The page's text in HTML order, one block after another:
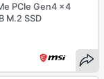
PCIe Gen4 x4
M.2 SSD